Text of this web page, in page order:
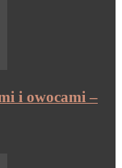
i owocami –